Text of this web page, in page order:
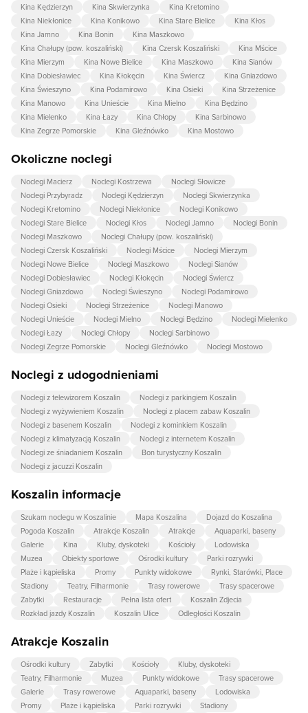
Kina Kędzierzyn Kina Skwierzynka
Kina Kretomino
Kina Niekłonice
Kina Konikowo Kina Stare Bielice
Kina Kłos
Kina Jamno
Kina Bonin
Kina Maszkowo
Kina Chałupy (pow. koszaliński)
Kina Czersk Koszaliński
Kina Mścice
Kina Mierzym
Kina Nowe Bielice Kina Maszkowo
Kina Sianów
Kina Dobiesławiec
Kina Kłokęcin Kina Świercz
Kina Gniazdowo
Kina Świeszyno
Kina Podamirowo Kina Osieki
Kina Strzeżenice
Kina Manowo
Kina Unieście Kina Mielno
Kina Będzino
Kina Mielenko
Kina Łazy Kina Chłopy
Kina Sarbinowo
Kina Zegrze Pomorskie
Kina Gleźnówko Kina Mostowo
Okoliczne noclegi
Noclegi Macierz Noclegi Kostrzewa
Noclegi Słowicze
Noclegi Przybyradz
Noclegi Kędzierzyn
Noclegi Skwierzynka
Noclegi Kretomino
Noclegi Niekłonice
Noclegi Konikowo
Noclegi Stare Bielice
Noclegi Kłos Noclegi Jamno
Noclegi Bonin
Noclegi Maszkowo
Noclegi Chałupy (pow. koszaliński)
Noclegi Czersk Koszaliński
Noclegi Mścice
Noclegi Mierzym
Noclegi Nowe Bielice
Noclegi Maszkowo
Noclegi Sianów
Noclegi Dobiesławiec
Noclegi Kłokęcin
Noclegi Świercz
Noclegi Gniazdowo
Noclegi Świeszyno
Noclegi Podamirowo
Noclegi Osieki
Noclegi Strzeżenice
Noclegi Manowo
Noclegi Unieście
Noclegi Mielno Noclegi Będzino
Noclegi Mielenko
Noclegi Łazy
Noclegi Chłopy
Noclegi Sarbinowo
Noclegi Zegrze Pomorskie
Noclegi Gleźnówko Noclegi Mostowo
Noclegi z udogodnieniami
Noclegi z telewizorem Koszalin
Noclegi z parkingiem Koszalin
Noclegi z wyżywieniem Koszalin
Noclegi z placem zabaw Koszalin
Noclegi z basenem Koszalin
Noclegi z kominkiem Koszalin
Noclegi z klimatyzacją Koszalin
Noclegi z internetem Koszalin
Noclegi ze śniadaniem Koszalin
Bon turystyczny Koszalin
Noclegi z jacuzzi Koszalin
Koszalin informacje
Szukam noclegu w Koszalinie Mapa Koszalina
Dojazd do Koszalina
Pogoda Koszalin
Atrakcje Koszalin Atrakcje
Aquaparki, baseny
Galerie
Kina Kluby, dyskoteki Kościoły
Lodowiska
Muzea
Obiekty sportowe Ośrodki kultury
Parki rozrywki
Plaże i kąpieliska
Promy Punkty widokowe
Rynki, Starówki, Place
Stadiony
Teatry, Filharmonie Trasy rowerowe
Trasy spacerowe
Zabytki
Restauracje Pełna lista ofert
Koszalin Zdjecia
Rozkład jazdy Koszalin
Koszalin Ulice Odległości Koszalin
Atrakcje Koszalin
Ośrodki kultury Zabytki Kościoły
Kluby, dyskoteki
Teatry, Filharmonie
Muzea Punkty widokowe
Trasy spacerowe
Galerie
Trasy rowerowe Aquaparki, baseny
Lodowiska
Promy
Plaże i kąpieliska Parki rozrywki
Stadiony